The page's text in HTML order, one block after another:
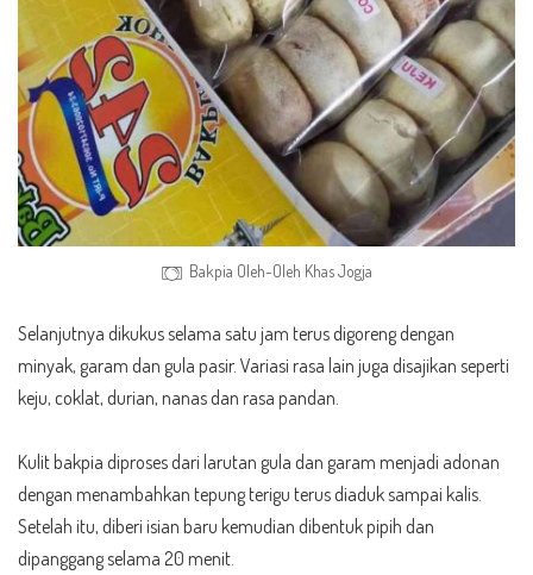
Bakpia Oleh-Oleh Khas Jogja
Selanjutnya dikukus selama satu jam terus digoreng dengan
minyak, garam dan gula pasir. Variasi rasa lain juga disajikan seperti
keju, coklat, durian, nanas dan rasa pandan.
Kulit bakpia diproses dari larutan gula dan garam menjadi adonan
dengan menambahkan tepung terigu terus diaduk sampai kalis.
Setelah itu, diberi isian baru kemudian dibentuk pipih dan
dipanggang selama 20 menit.